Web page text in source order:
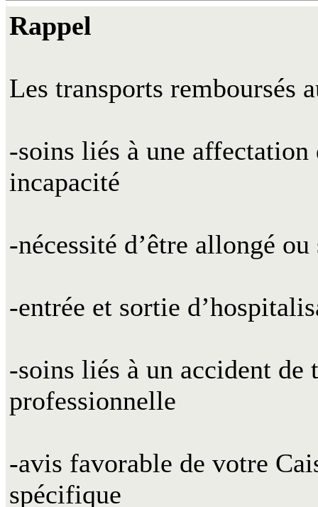
Rappel
Les transports remboursés
-soins liés à une
incapacité
-nécessité d’être allongé
-entrée et sortie
-soins liés à un accident
professionnelle
-avis favorable de votre
spécifique